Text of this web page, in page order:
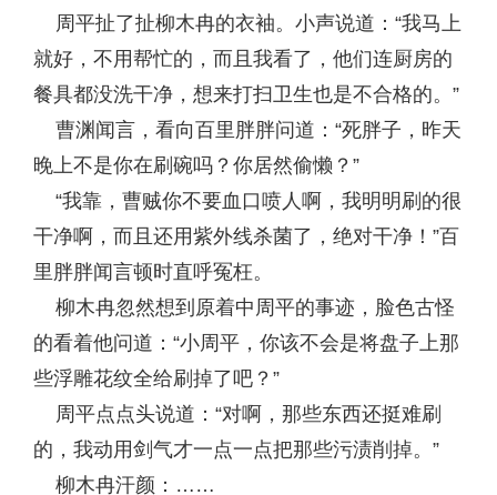
周平扯了扯柳木冉的衣袖。小声说道：“我马上
就好，不用帮忙的，而且我看了，他们连厨房的
餐具都没洗干净，想来打扫卫生也是不合格的。”
曹渊闻言，看向百里胖胖问道：“死胖子，昨天
晚上不是你在刷碗吗？你居然偷懒？”
“我靠，曹贼你不要血口喷人啊，我明明刷的很
干净啊，而且还用紫外线杀菌了，绝对干净！”百
里胖胖闻言顿时直呼冤枉。
柳木冉忽然想到原着中周平的事迹，脸色古怪
的看着他问道：“小周平，你该不会是将盘子上那
些浮雕花纹全给刷掉了吧？”
周平点点头说道：“对啊，那些东西还挺难刷
的，我动用剑气才一点一点把那些污渍削掉。”
柳木冉汗颜：……